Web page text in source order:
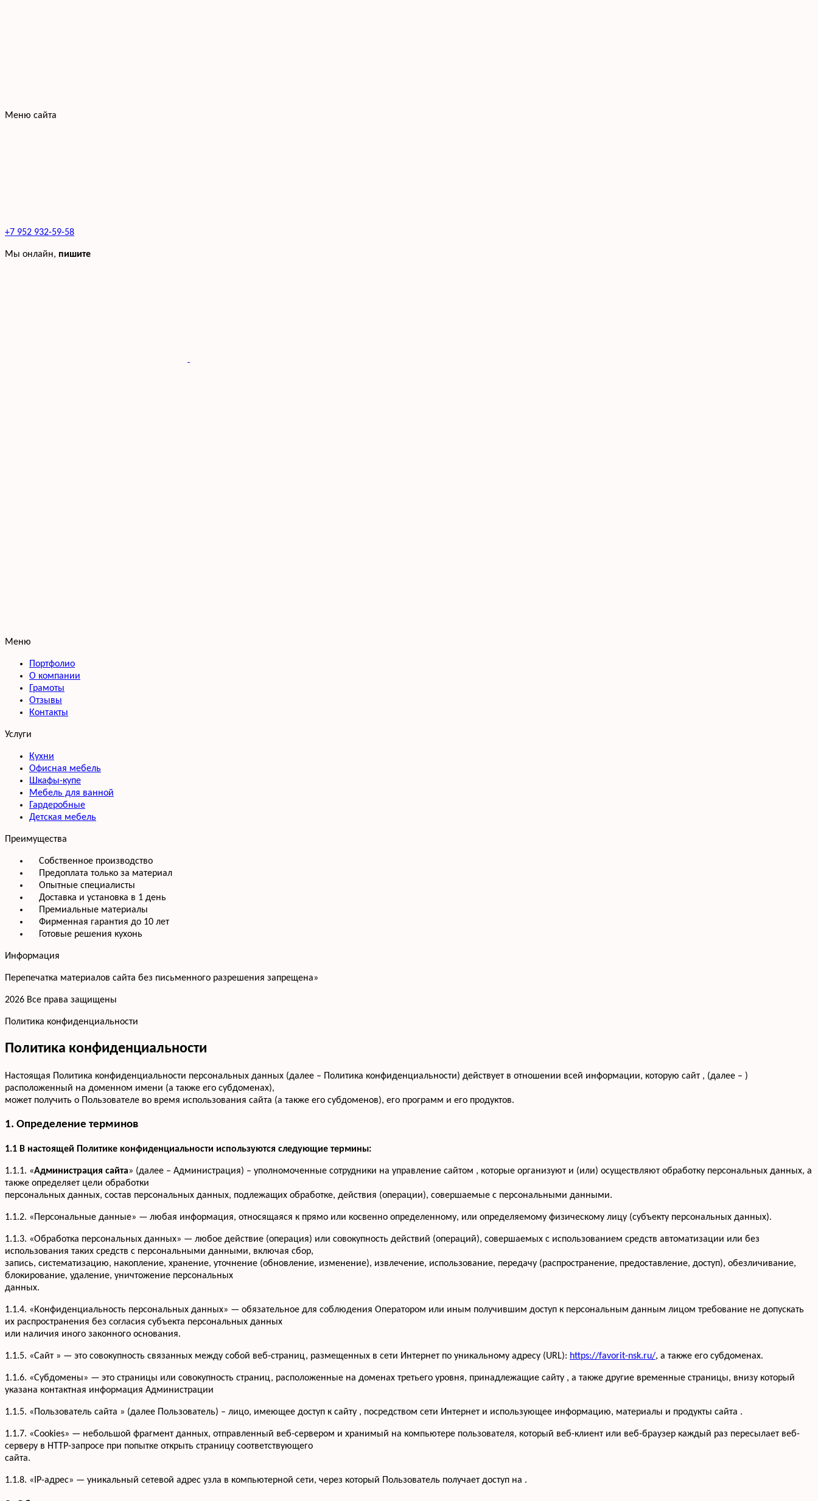
Меню сайта
+7 952 932-59-58
Мы онлайн, пишите
Меню
Портфолио
О компании
Грамоты
Отзывы
Контакты
Услуги
Кухни
Офисная мебель
Шкафы-купе
Мебель для ванной
Гардеробные
Детская мебель
Преимущества
Собственное производство
Предоплата только за материал
Опытные специалисты
Доставка и установка в 1 день
Премиальные материалы
Фирменная гарантия до 10 лет
Готовые решения кухонь
Информация
Перепечатка материалов сайта без письменного разрешения запрещена»
2026 Все права защищены
Политика конфиденциальности
Политика конфиденциальности
Настоящая Политика конфиденциальности персональных данных (далее – Политика конфиденциальности) действует в отношении всей информации, которую сайт , (далее – )
расположенный на доменном имени (а также его субдоменах),
может получить о Пользователе во время использования сайта (а также его субдоменов), его программ и его продуктов.
1. Определение терминов
1.1 В настоящей Политике конфиденциальности используются следующие термины:
1.1.1. «Администрация сайта» (далее – Администрация) – уполномоченные сотрудники на управление сайтом , которые организуют и (или) осуществляют обработку персональных данных, а
также определяет цели обработки
персональных данных, состав персональных данных, подлежащих обработке, действия (операции), совершаемые с персональными данными.
1.1.2. «Персональные данные» — любая информация, относящаяся к прямо или косвенно определенному, или определяемому физическому лицу (субъекту персональных данных).
1.1.3. «Обработка персональных данных» — любое действие (операция) или совокупность действий (операций), совершаемых с использованием средств автоматизации или без
использования таких средств с персональными данными, включая сбор,
запись, систематизацию, накопление, хранение, уточнение (обновление, изменение), извлечение, использование, передачу (распространение, предоставление, доступ), обезличивание,
блокирование, удаление, уничтожение персональных
данных.
1.1.4. «Конфиденциальность персональных данных» — обязательное для соблюдения Оператором или иным получившим доступ к персональным данным лицом требование не допускать
их распространения без согласия субъекта персональных данных
или наличия иного законного основания.
1.1.5. «Сайт » — это совокупность связанных между собой веб-страниц, размещенных в сети Интернет по уникальному адресу (URL): https://favorit-nsk.ru/, а также его субдоменах.
1.1.6. «Субдомены» — это страницы или совокупность страниц, расположенные на доменах третьего уровня, принадлежащие сайту , а также другие временные страницы, внизу который
указана контактная информация Администрации
1.1.5. «Пользователь сайта » (далее Пользователь) – лицо, имеющее доступ к сайту , посредством сети Интернет и использующее информацию, материалы и продукты сайта .
1.1.7. «Cookies» — небольшой фрагмент данных, отправленный веб-сервером и хранимый на компьютере пользователя, который веб-клиент или веб-браузер каждый раз пересылает веб-
серверу в HTTP-запросе при попытке открыть страницу соответствующего
сайта.
1.1.8. «IP-адрес» — уникальный сетевой адрес узла в компьютерной сети, через который Пользователь получает доступ на .